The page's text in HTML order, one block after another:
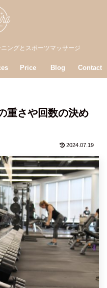
ングとスポーツマッサージ
Price Blog Contact
重さや回数の決め
2024.07.19